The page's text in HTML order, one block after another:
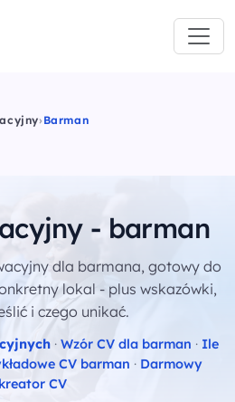
› Barman
- barman
dla barmana, gotowy do
lokal - plus wskazówki,
i czego unikać.
· Wzór CV dla barman · Ile
CV barman · Darmowy
kreator CV